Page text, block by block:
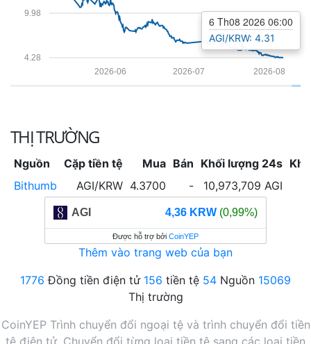
4.28
9.98
2026-08
2026-07
2026-06
6 Th08 2026 06:00
AGI/KRW: 4.31
THỊ TRƯỜNG
Nguồn Cặp tiền tệ Mua Bán Khối lượng 24s
Bithumb
AGI/KRW 4.3700 - 10,973,709 AGI
AGI 4,36 KRW (0,99%)
Được hỗ trợ bởi CoinYEP
Thêm vào trang web của bạn
1776 Đồng tiền điện tử 156 tiền tệ 54 Nguồn 15069
Thị trường
CoinYEP Trình chuyển đổi ngoại tệ và trình chuyển đổi tiền
tệ điện tử. Chuyển đổi từng loại tiền tệ sang các loại tiền